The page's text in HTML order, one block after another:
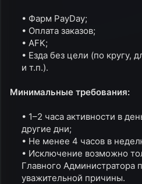
• Фарм PayDay;​
• Оплата заказов;​
• AFK;​
• Езда без цели (по кругу,
и т.п.).​
Минимальные требования:
• 1–2 часа активности в
другие дни;​
• Не менее 4 часов в
• Исключение возможно
Главного Администратора
уважительной причины.​